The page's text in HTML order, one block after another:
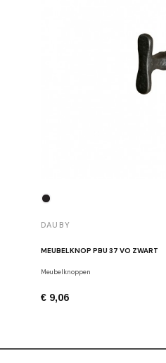
DAUBY
MEUBELKNOP PBU 37 VO ZWART
Meubelknoppen
€ 9,06